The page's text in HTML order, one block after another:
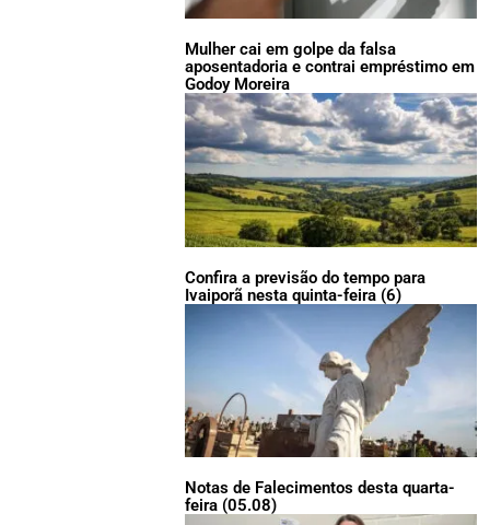
Mulher cai em golpe da falsa
aposentadoria e contrai empréstimo em
Godoy Moreira
Confira a previsão do tempo para
Ivaiporã nesta quinta-feira (6)
Notas de Falecimentos desta quarta-
feira (05.08)